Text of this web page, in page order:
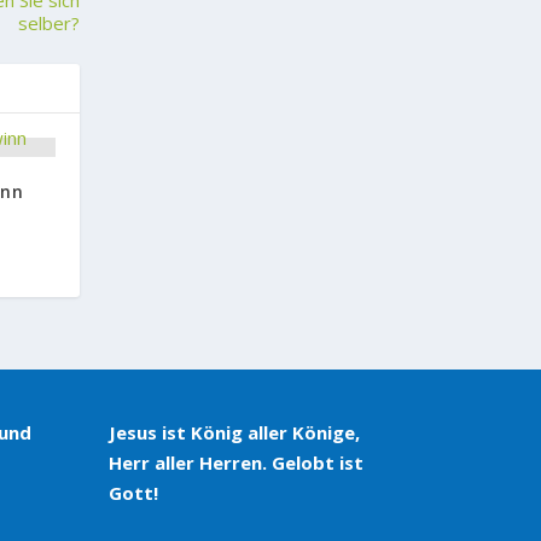
selber?
Jesus ist König aller Könige,
Herr aller Herren. Gelobt ist
Gott!